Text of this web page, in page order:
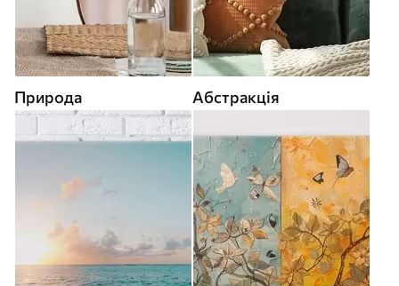
Природа Абстракція